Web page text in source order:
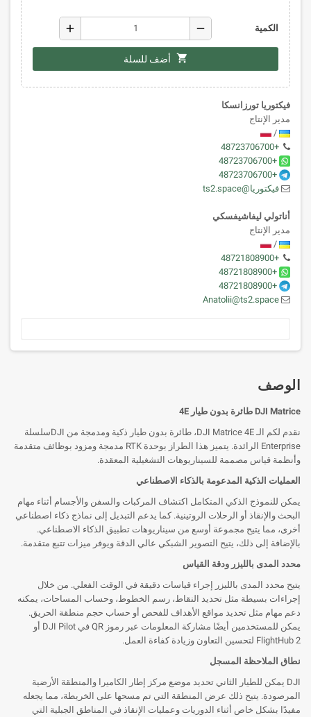
الكمية remove
add
shopping_cart أضف للسلة
فيكتوريا تورزانسكا
مدير الإنتاج
/
+48723706700
+48723706700
+48723706700
فيكتوريا@ts2.space
أناتولي ليفاشيفسكي
مدير الإنتاج
/
+48721808900
+48721808900
+48721808900
Anatolii@ts2.space
الوصف
DJI Matrice طائرة بدون طيار 4E
نقدم لكم الـ DJI Matrice 4E، طائرة بدون طيار ذكية ومدمجة من DJIسلسلة
Enterprise الرائدة. يتميز هذا الطراز بوحدة RTK مدمجة ومزود بوظائف متقدمة
وأنظمة قياس مصممة للسيناريوهات التشغيلية المعقدة.
العمليات الذكية المدعومة بالذكاء الاصطناعي
يمكن للنموذج الذكي المتكامل اكتشاف المركبات والسفن والأجسام أثناء مهام
البحث والإنقاذ أو الرحلات الروتينية. كما يدعم التبديل إلى نماذج ذكاء اصطناعي
أخرى، مما يتيح مجموعة أوسع من سيناريوهات تطبيق الذكاء الاصطناعي.
بالإضافة إلى ذلك، يتيح التصوير الشبكي عالي الدقة ويوفر ميزات تتبع متقدمة.
محدد المدى بالليزر ودقة القياس
يتيح محدد المدى بالليزر إجراء قياسات دقيقة في الوقت الفعلي. من خلال
إجراءات بسيطة مثل تحديد النقاط، رسم الخطوط، وحساب المساحات، يمكنه
دعم مهام مثل تحديد مواقع الأهداف للفحص أو حساب حجم منطقة الحريق.
يمكن للمستخدمين أيضًا مشاركة المعلومات عبر رموز QR في DJI Pilot أو
FlightHub 2 لتحسين التعاون وزيادة كفاءة العمل.
نطاق الملاحظة المسجل
DJI يمكن للطيار الثاني تحديد موضع مركز إطار الكاميرا والمنطقة الأرضية
المرصودة. يتيح ذلك عرض المنطقة التي تم مسحها على الخريطة، مما يجعله
مفيدًا بشكل خاص أثناء الدوريات وعمليات الإنقاذ في المناطق الجبلية التي